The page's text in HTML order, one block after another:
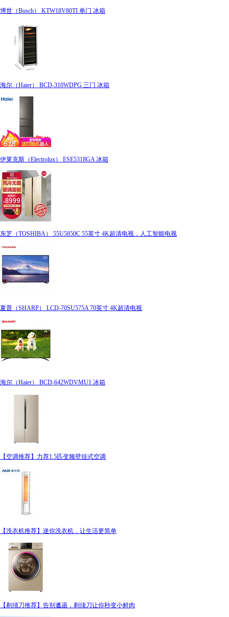
博世（Bosch） KTW18V80TI 单门 冰箱
海尔（Haier） BCD-310WDPG 三门 冰箱
伊莱克斯（Electrolux） ESE5318GA 冰箱
东芝（TOSHIBA） 55U5850C 55英寸 4K超清电视，人工智能电视
夏普（SHARP） LCD-70SU575A 70英寸 4K超清电视
海尔（Haier） BCD-642WDVMU1 冰箱
【空调推荐】力荐1.5匹变频壁挂式空调
【洗衣机推荐】迷你洗衣机，让生活更简单
【剃须刀推荐】告别邋遢，剃须刀让你秒变小鲜肉